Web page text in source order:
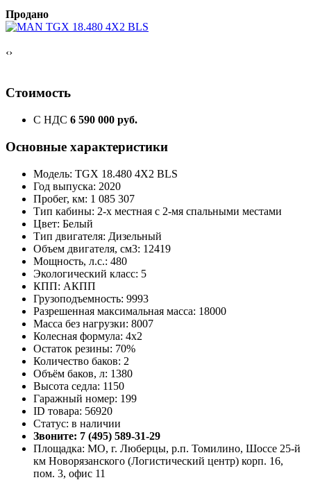
Продано
‹›
Стоимость
С НДС 6 590 000 руб.
Основные характеристики
Модель: TGX 18.480 4X2 BLS
Год выпуска: 2020
Пробег, км: 1 085 307
Тип кабины: 2-х местная с 2-мя спальными местами
Цвет: Белый
Тип двигателя: Дизельный
Объем двигателя, см3: 12419
Мощность, л.с.: 480
Экологический класс: 5
КПП: АКПП
Грузоподъемность: 9993
Разрешенная максимальная масса: 18000
Масса без нагрузки: 8007
Колесная формула: 4x2
Остаток резины: 70%
Количество баков: 2
Объём баков, л: 1380
Высота седла: 1150
Гаражный номер: 199
ID товара: 56920
Статус: в наличии
Звоните: 7 (495) 589-31-29
Площадка: МО, г. Люберцы, р.п. Томилино, Шоссе 25-й
км Новорязанского (Логистический центр) корп. 16,
пом. 3, офис 11